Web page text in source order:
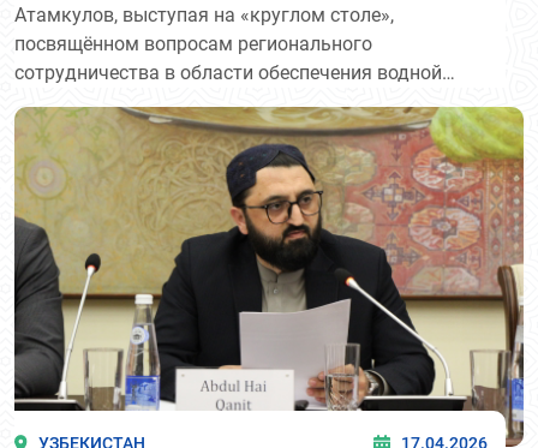
Атамкулов, выступая на «круглом столе»,
посвящённом вопросам регионального
сотрудничества в области обеспечения водной
безопасности в Центральной Азии:
УЗБЕКИСТАН 17.04.2026